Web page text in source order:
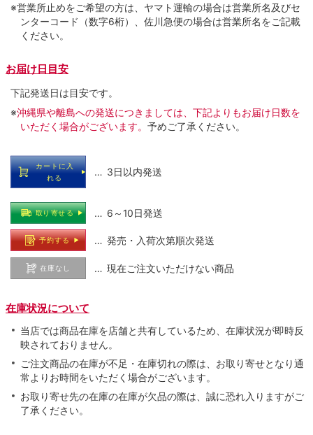
※営業所止めをご希望の方は、ヤマト運輸の場合は営業所名及びセ
ンターコード（数字6桁）、佐川急便の場合は営業所名をご記載
ください。
お届け日目安
下記発送日は目安です。
※沖縄県や離島への発送につきましては、下記よりもお届け日数を
いただく場合がございます。 予めご了承ください。
カートに入
れる
… 3日以内発送
取り寄せる … 6～10日発送
予約する … 発売・入荷次第順次発送
在庫なし … 現在ご注文いただけない商品
在庫状況について
当店では商品在庫を店舗と共有しているため、在庫状況が即時反
映されておりません。
ご注文商品の在庫が不足・在庫切れの際は、お取り寄せとなり通
常よりお時間をいただく場合がございます。
お取り寄せ先の在庫の在庫が欠品の際は、誠に恐れ入りますがご
了承ください。